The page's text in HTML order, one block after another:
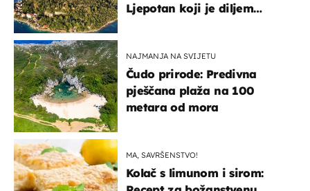
Ljepotan koji je diljem
NAJMANJA NA SVIJETU
Čudo prirode: Predivna
pješčana plaža na 100
metara od mora
MA, SAVRŠENSTVO!
Kolač s limunom i sirom: